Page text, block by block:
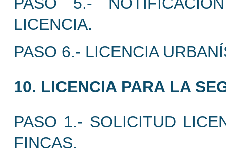
LICENCIA.
PASO 6.- LICENCIA
10. LICENCIA PARA LA
PASO 1.- SOLICITUD
FINCAS.